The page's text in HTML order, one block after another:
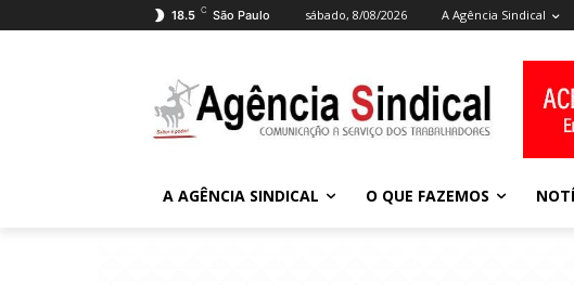
18.5 C São Paulo sábado, 8/08/2026 A Agência Sindical
A AGÊNCIA SINDICAL O QUE FAZEMOS